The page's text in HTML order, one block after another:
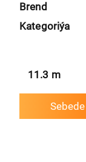
Brend
Kategoriýa
11.3 m